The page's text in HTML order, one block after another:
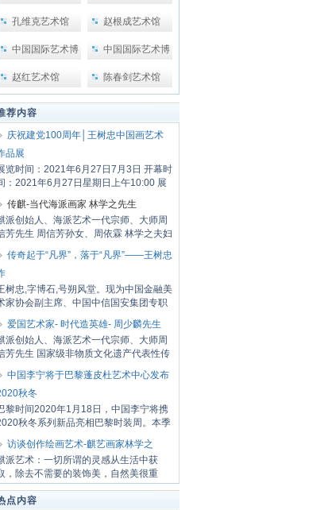
孔维克艺术馆 赵根成艺术馆
中国国际艺术博
览会
中国国际艺术博
览会2
赵红艺术馆 陈春剑艺术馆
荐内容
庆祝建党100周年│王树忠中国画艺术
品展
览时间：2021年6月27日7月3日 开幕时
：2021年6月27日星期日上午10:00 展
传麒-当代海派画家 林学之先生
派创始人、海派艺术一代宗师、大师周
芳先生 周信芳孙女、周依霖 林学之夫妇
传奇起于“凡界”，落于“凡界”——王树忠
树忠,字博石,号朔风堂。现为中国金融美
家协会副主席、中国中信国安集团专职
爱国艺术家- 时代造英雄- 周少麟先生
派创始人、海派艺术一代宗师、大师周
芳先生 国家级非物质文化遗产代表性传
中国李宁将于巴黎蓬皮杜艺术中心发布
秋冬
黎时间2020年1月18日，中国李宁将携
秋冬系列新品亮相巴黎时装周。本季
访谈创作绘画艺术-麒艺画家林学之
派艺术：一切所谓的灵感从生活中获
，除去不需要的装饰美，自然美很重
！ 无题.18...
点内容